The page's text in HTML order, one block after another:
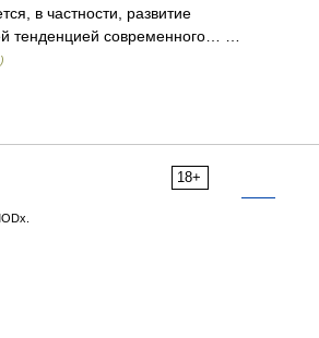
в частности, развитие
тенденцией современного… …
18+